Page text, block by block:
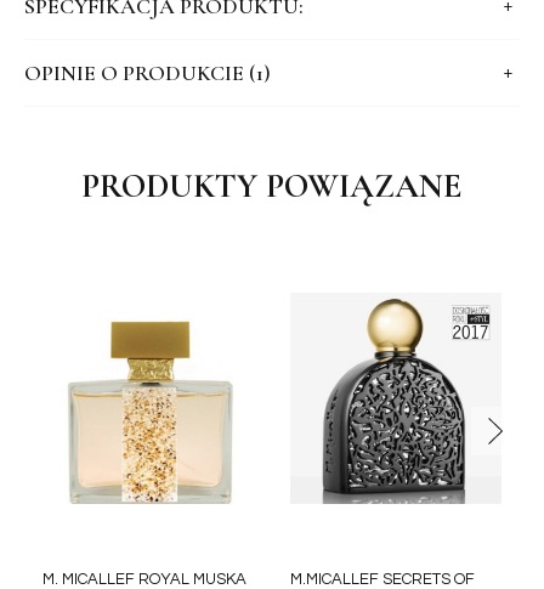
SPECYFIKACJA PRODUKTU:
OPINIE O PRODUKCIE (1)
PRODUKTY POWIĄZANE
M. MICALLEF ROYAL MUSKA
M.MICALLEF SECRETS OF